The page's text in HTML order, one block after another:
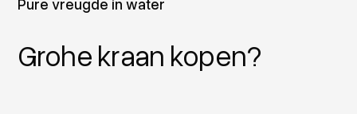
Pure vreugde in water
Grohe kraan kopen?